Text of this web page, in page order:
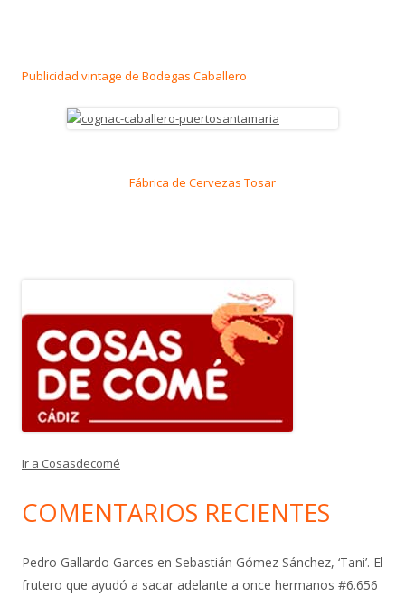
Publicidad vintage de Bodegas Caballero
Fábrica de Cervezas Tosar
Ir a Cosasdecomé
COMENTARIOS RECIENTES
Pedro Gallardo Garces en Sebastián Gómez Sánchez, ‘Tani’. El
frutero que ayudó a sacar adelante a once hermanos #6.656